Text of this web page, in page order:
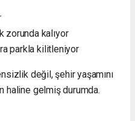
zorunda kalıyor
parkla kilitleniyor
değil, şehir yaşamını
haline gelmiş durumda.